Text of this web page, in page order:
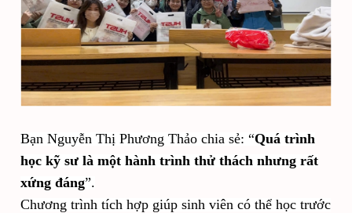
Bạn Nguyễn Thị Phương Thảo chia sẻ: “Quá trình
học kỹ sư là một hành trình thử thách nhưng rất
xứng đáng”.
Chương trình tích hợp giúp sinh viên có thể học trước